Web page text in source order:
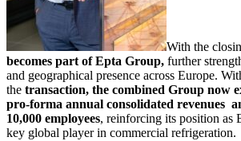
With the
becomes part of Epta Group, further
and geographical presence across Europe.
the transaction, the combined Group now
pro-forma annual consolidated revenues
10,000 employees, reinforcing its position as
key global player in commercial refrigeration.